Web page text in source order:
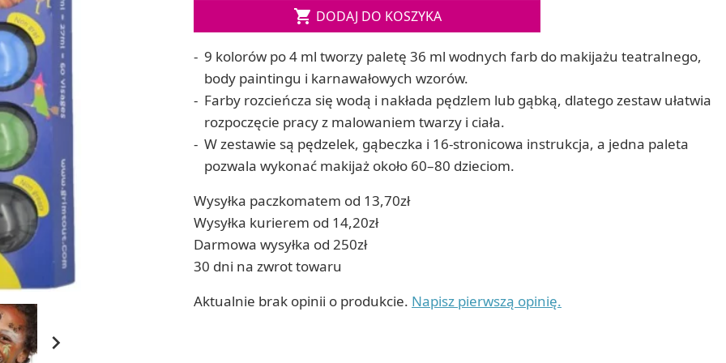
ręcznych
Soda, kwasek, formy do kul do kąpieli
RZEŹBA, GLINY I ODLEWY
Lepienie i rzeźbienie
Odlewy dekoracyjne
Tworzenie z gliny polimerowej
Modelowanie dla dzieci
Zestawy do cyjanotypii
Koraliki do prasowania
Techniki artystyczne – eksperymentalne
Zestawy doświadczalne i naukowe
Malowanie piaskiem (Sablimage)
Wydrapywanki
Techniki mozaikowe i wyklejanki

 DODAJ DO KOSZYKA
9 kolorów po 4 ml tworzy paletę 36 ml wodnych farb do makijażu teatralnego,
body paintingu i karnawałowych wzorów.
Farby rozcieńcza się wodą i nakłada pędzlem lub gąbką, dlatego zestaw ułatwia
rozpoczęcie pracy z malowaniem twarzy i ciała.
W zestawie są pędzelek, gąbeczka i 16-stronicowa instrukcja, a jedna paleta
pozwala wykonać makijaż około 60–80 dzieciom.
Wysyłka paczkomatem od 13,70zł
Wysyłka kurierem od 14,20zł
Darmowa wysyłka od 250zł
30 dni na zwrot towaru
Aktualnie brak opinii o produkcie. Napisz pierwszą opinię.